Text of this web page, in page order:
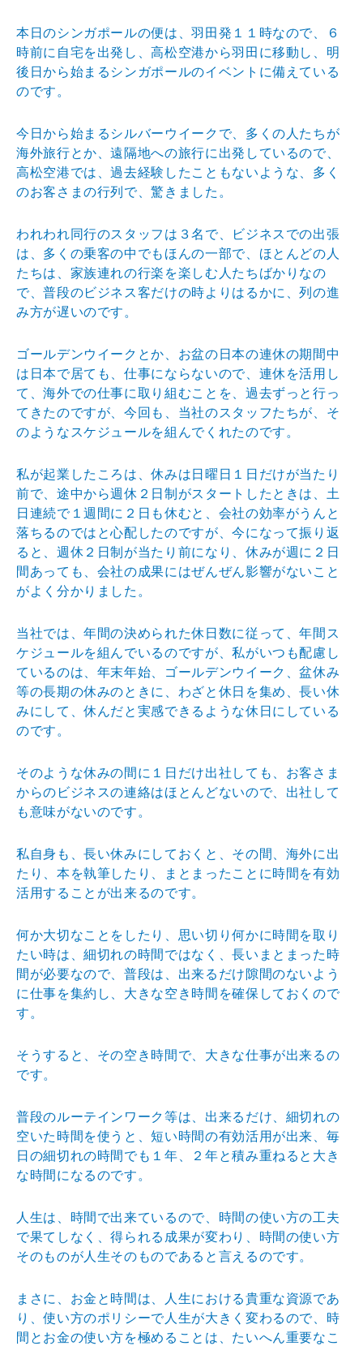
本日のシンガポールの便は、羽田発１１時なので、６
時前に自宅を出発し、高松空港から羽田に移動し、明
後日から始まるシンガポールのイベントに備えている
のです。
今日から始まるシルバーウイークで、多くの人たちが
海外旅行とか、遠隔地への旅行に出発しているので、
高松空港では、過去経験したこともないような、多く
のお客さまの行列で、驚きました。
われわれ同行のスタッフは３名で、ビジネスでの出張
は、多くの乗客の中でもほんの一部で、ほとんどの人
たちは、家族連れの行楽を楽しむ人たちばかりなの
で、普段のビジネス客だけの時よりはるかに、列の進
み方が遅いのです。
ゴールデンウイークとか、お盆の日本の連休の期間中
は日本で居ても、仕事にならないので、連休を活用し
て、海外での仕事に取り組むことを、過去ずっと行っ
てきたのですが、今回も、当社のスタッフたちが、そ
のようなスケジュールを組んでくれたのです。
私が起業したころは、休みは日曜日１日だけが当たり
前で、途中から週休２日制がスタートしたときは、土
日連続で１週間に２日も休むと、会社の効率がうんと
落ちるのではと心配したのですが、今になって振り返
ると、週休２日制が当たり前になり、休みが週に２日
間あっても、会社の成果にはぜんぜん影響がないこと
がよく分かりました。
当社では、年間の決められた休日数に従って、年間ス
ケジュールを組んでいるのですが、私がいつも配慮し
ているのは、年末年始、ゴールデンウイーク、盆休み
等の長期の休みのときに、わざと休日を集め、長い休
みにして、休んだと実感できるような休日にしている
のです。
そのような休みの間に１日だけ出社しても、お客さま
からのビジネスの連絡はほとんどないので、出社して
も意味がないのです。
私自身も、長い休みにしておくと、その間、海外に出
たり、本を執筆したり、まとまったことに時間を有効
活用することが出来るのです。
何か大切なことをしたり、思い切り何かに時間を取り
たい時は、細切れの時間ではなく、長いまとまった時
間が必要なので、普段は、出来るだけ隙間のないよう
に仕事を集約し、大きな空き時間を確保しておくので
す。
そうすると、その空き時間で、大きな仕事が出来るの
です。
普段のルーテインワーク等は、出来るだけ、細切れの
空いた時間を使うと、短い時間の有効活用が出来、毎
日の細切れの時間でも１年、２年と積み重ねると大き
な時間になるのです。
人生は、時間で出来ているので、時間の使い方の工夫
で果てしなく、得られる成果が変わり、時間の使い方
そのものが人生そのものであると言えるのです。
まさに、お金と時間は、人生における貴重な資源であ
り、使い方のポリシーで人生が大きく変わるので、時
間とお金の使い方を極めることは、たいへん重要なこ